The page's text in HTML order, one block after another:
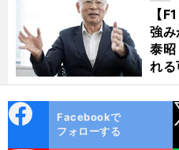
【
強
泰昭
れる
ok
Facebookで
フォローする